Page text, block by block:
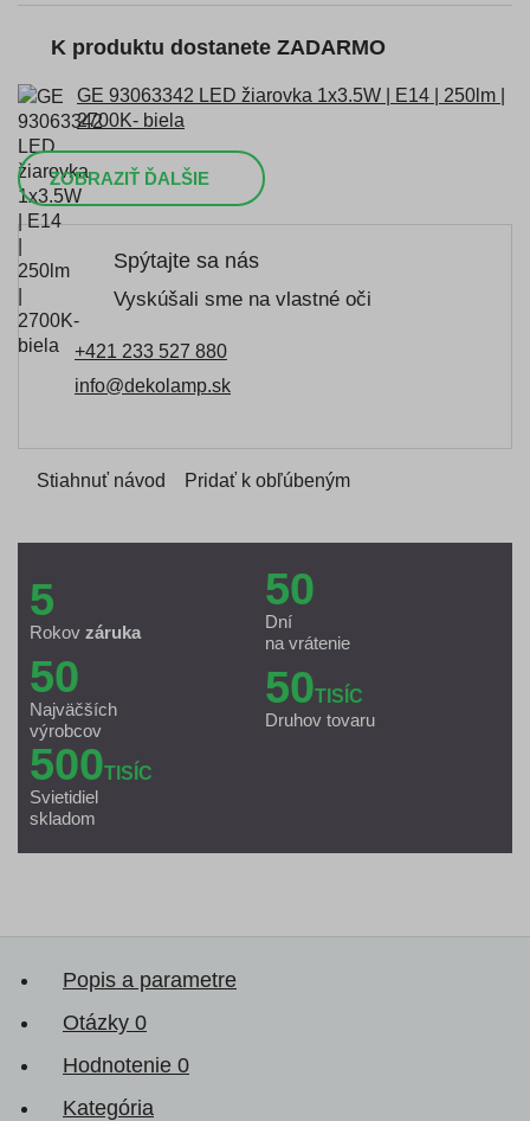
K produktu dostanete ZADARMO
GE 93063342 LED žiarovka 1x3.5W | E14 | 250lm |
2700K- biela
ZOBRAZIŤ ĎALŠIE
Spýtajte sa nás
Vyskúšali sme na vlastné oči
+421 233 527 880
info@dekolamp.sk
Stiahnuť návod Pridať k obľúbeným
5
Rokov záruka
50
Dní
na vrátenie
50
Najväčších
výrobcov
50TISÍC
Druhov tovaru
500TISÍC
Svietidiel
skladom
Popis a parametre
Otázky 0
Hodnotenie 0
Kategória